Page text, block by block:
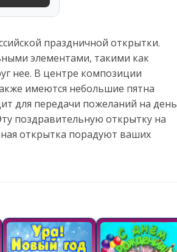
праздничной открытки.
элементами, такими как
нее. В центре композиции
имеются небольшие пятна
для передачи пожеланий на день
поздравительную открытку на
открытка порадуют ваших